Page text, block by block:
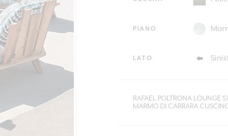
PIANO
LATO
RAFAEL POLTRONA LOUNGE
MARMO DI CARRARA